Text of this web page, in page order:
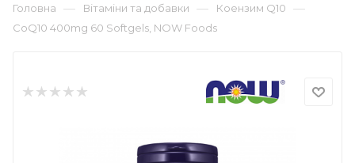
Головна — Вітаміни та добавки — Коензим Q10 —
CoQ10 400mg 60 Softgels, NOW Foods